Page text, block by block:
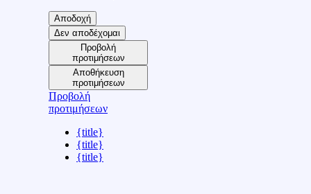
Αποδοχή
Δεν αποδέχομαι
Προβολή
προτιμήσεων
Αποθήκευση
προτιμήσεων
Προβολή
προτιμήσεων
{title}
{title}
{title}